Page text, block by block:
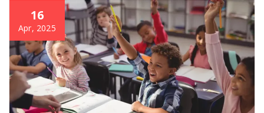
16
Apr, 2025